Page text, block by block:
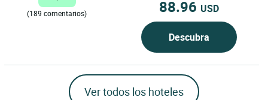
(189 comentarios) 88.96 USD
Descubra
Ver todos los hoteles